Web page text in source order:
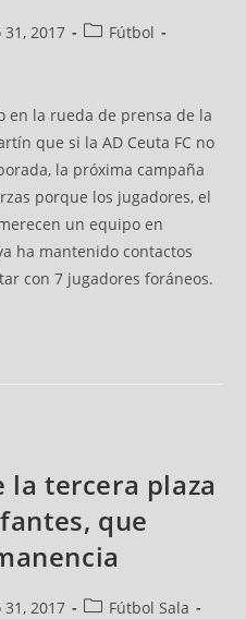
31, 2017
Fútbol
en la rueda de prensa de la
que si la AD Ceuta FC no
la próxima campaña
porque los jugadores, el
un equipo en
ha mantenido contactos
con 7 jugadores foráneos.
la tercera plaza
que
31, 2017
Fútbol Sala